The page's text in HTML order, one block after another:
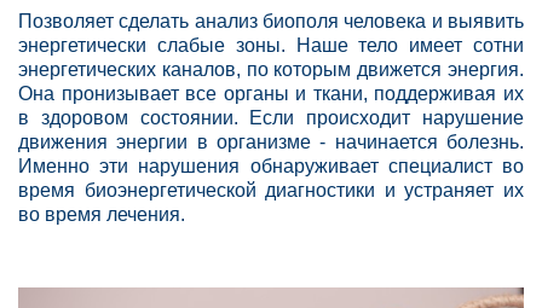
Позволяет сделать анализ биополя человека и выявить
энергетически слабые зоны. Наше тело имеет сотни
энергетических каналов, по которым движется энергия.
Она пронизывает все органы и ткани, поддерживая их
в здоровом состоянии. Если происходит нарушение
движения энергии в организме - начинается болезнь.
Именно эти нарушения обнаруживает специалист во
время биоэнергетической диагностики и устраняет их
во время лечения.